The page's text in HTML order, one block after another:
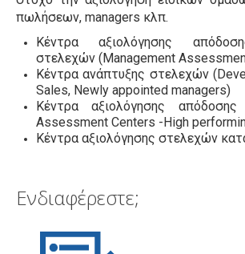
πωλήσεων, managers κλπ.
Κέντρα αξιολόγησης
στελεχών (Management
Κέντρα ανάπτυξης στελεχών
Sales, Newly appointed managers)
Κέντρα αξιολόγησης
Assessment Centers -High
Κέντρα αξιολόγησης στελεχών
Ενδιαφέρεστε;